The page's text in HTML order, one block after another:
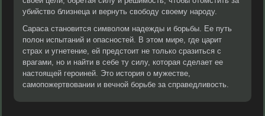
убийство близнеца и вернуть свободу своему народу.
Сараса становится символом надежды и борьбы. Ее путь
полон испытаний и опасностей. В этом мире, где царит
страх и угнетение, ей предстоит не только сразиться с
врагами, но и найти в себе ту силу, которая сделает ее
настоящей героиней. Это история о мужестве,
самопожертвовании и вечной борьбе за справедливость.